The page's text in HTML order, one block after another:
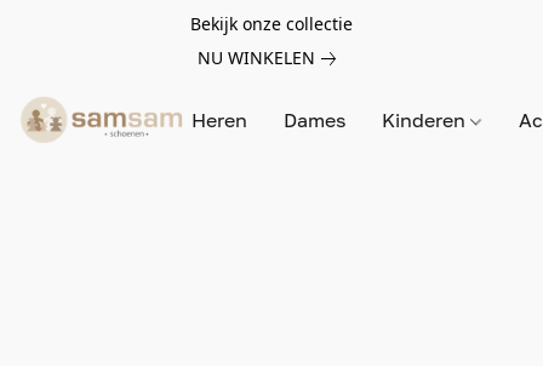
Bekijk onze collectie
NU WINKELEN
Heren Dames Kinderen